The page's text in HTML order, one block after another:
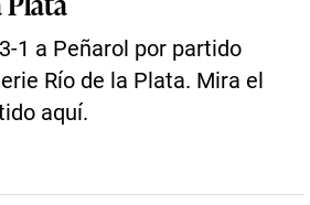
1 a Peñarol por partido
Río de la Plata. Mira el
aquí.